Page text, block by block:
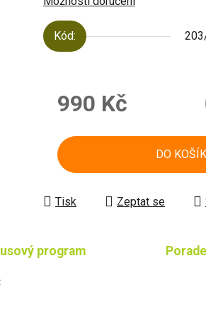
Kód:
990 Kč
DO
Tisk Zeptat se
program